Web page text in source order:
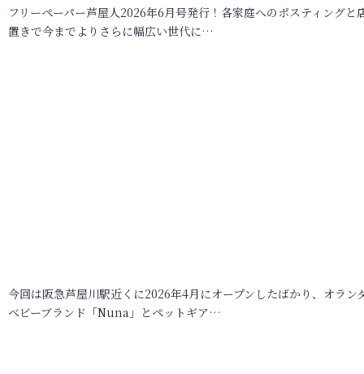
フリーペーパー芦屋人2026年6月号発行！各家庭へのポスティングと
置きで今までよりさらに幅広い世代に…
今回は阪急芦屋川駅近くに2026年4月にオープンしたばかり、オラン
ベビーブランド「Nuna」とペットギア…